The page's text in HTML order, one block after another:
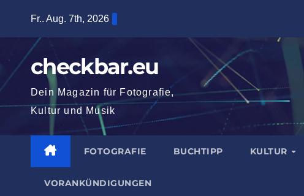
springen
Fr.. Aug. 7th, 2026
checkbar.eu
Dein Magazin für Fotografie,
Kultur und Musik
FOTOGRAFIE BUCHTIPP KULTUR
VORANKÜNDIGUNGEN